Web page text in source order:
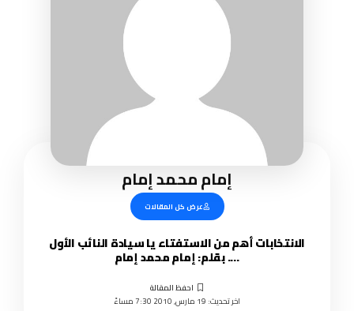
إمام محمد إمام
عرض كل المقالات
الانتخابات أهم من الاستفتاء يا سيادة النائب الأول
…. بقلم: إمام محمد إمام
اخر تحديث: 19 مارس, 2010 7:30 مساءً